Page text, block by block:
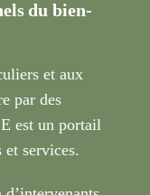
du bien-
et aux
par des
est un portail
services.